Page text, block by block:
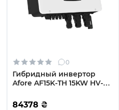
0
Гибридный инвертор
Afore AF15K-TH 15KW HV-
220/380V Трехфазный
84378 ₴